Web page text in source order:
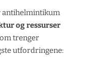
antihelmintikum
og ressurser
trenger
utfordringene: